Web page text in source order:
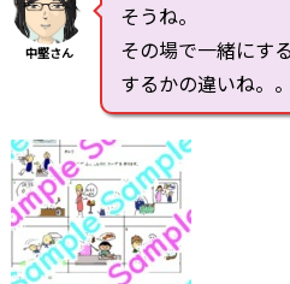
中堅さん
そうね。
その場で一緒にす
するかの違いね。。